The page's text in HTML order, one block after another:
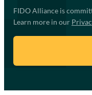
FIDO Alliance is
Learn more in our